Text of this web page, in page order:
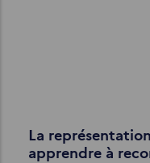
La
apprendre à